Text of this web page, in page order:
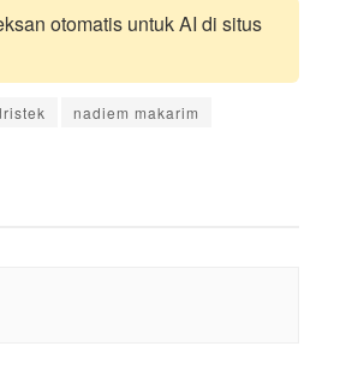
otomatis untuk AI di situs
nadiem makarim